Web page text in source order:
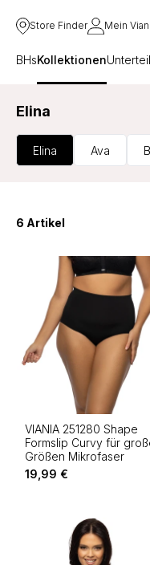
Store Finder Mein
BHsKollektionen
Elina
Ava
Elina
6 Artikel
VIANIA 251280 Shape
Formslip Curvy für
Größen Mikrofaser
19,99 €